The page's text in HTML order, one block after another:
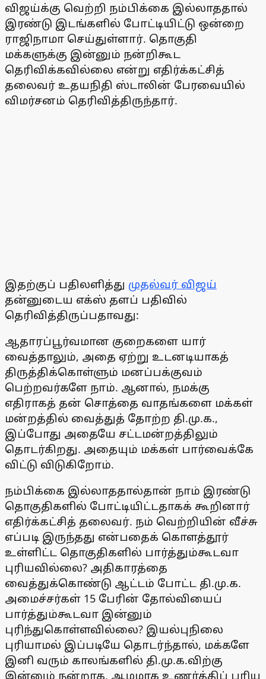
விஜய்க்கு வெற்றி நம்பிக்கை இல்லாததால்
இரண்டு இடங்களில் போட்டியிட்டு ஒன்றை
ராஜிநாமா செய்துள்ளார். தொகுதி
மக்களுக்கு இன்னும் நன்றிகூட
தெரிவிக்கவில்லை என்று எதிர்க்கட்சித்
தலைவர் உதயநிதி ஸ்டாலின் பேரவையில்
விமர்சனம் தெரிவித்திருந்தார்.
இதற்குப் பதிலளித்து முதல்வர் விஜய்
தன்னுடைய எக்ஸ் தளப் பதிவில்
தெரிவித்திருப்பதாவது:
ஆதாரப்பூர்வமான குறைகளை யார்
வைத்தாலும், அதை ஏற்று உடனடியாகத்
திருத்திக்கொள்ளும் மனப்பக்குவம்
பெற்றவர்களே நாம். ஆனால், நமக்கு
எதிராகத் தன் சொத்தை வாதங்களை மக்கள்
மன்றத்தில் வைத்துத் தோற்ற தி.மு.க.,
இப்போது அதையே சட்டமன்றத்திலும்
தொடர்கிறது. அதையும் மக்கள் பார்வைக்கே
விட்டு விடுகிறோம்.
நம்பிக்கை இல்லாததால்தான் நாம் இரண்டு
தொகுதிகளில் போட்டியிட்டதாகக் கூறினார்
எதிர்க்கட்சித் தலைவர். நம் வெற்றியின் வீச்சு
எப்படி இருந்தது என்பதைக் கொளத்தூர்
உள்ளிட்ட தொகுதிகளில் பார்த்தும்கூடவா
புரியவில்லை? அதிகாரத்தை
வைத்துக்கொண்டு ஆட்டம் போட்ட தி.மு.க.
அமைச்சர்கள் 15 பேரின் தோல்வியைப்
பார்த்தும்கூடவா இன்னும்
புரிந்துகொள்ளவில்லை? இயல்புநிலை
புரியாமல் இப்படியே தொடர்ந்தால், மக்களே
இனி வரும் காலங்களில் தி.மு.க.விற்கு
இன்னும் நன்றாக, ஆழமாக உணர்த்திப் புரிய